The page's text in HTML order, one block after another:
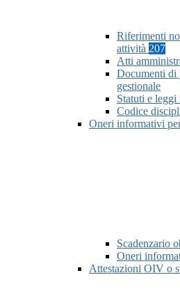
Riferimenti
attività 207
Atti
Documenti di
gestionale
Statuti e leggi
Codice
Oneri informativi
Scadenzario
Oneri
Attestazioni OIV o